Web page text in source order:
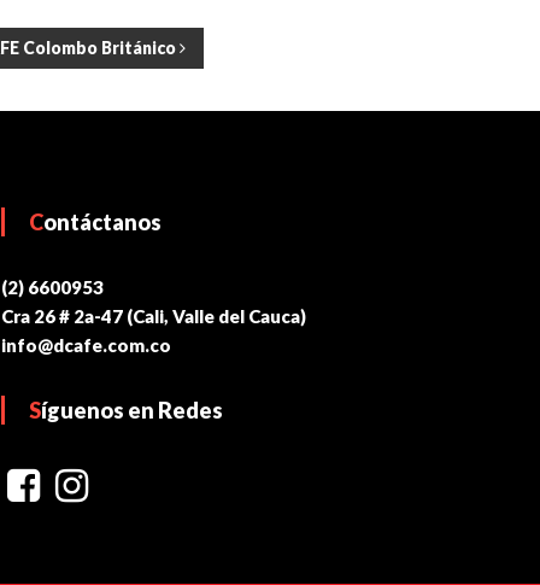
Colombo Británico
Contáctanos
(2) 6600953
Cra 26 # 2a-47 (Cali, Valle del Cauca)
info@dcafe.com.co
Síguenos en Redes